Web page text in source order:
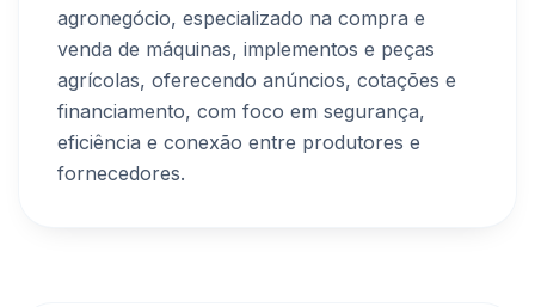
agronegócio, especializado na compra e
venda de máquinas, implementos e peças
agrícolas, oferecendo anúncios, cotações e
financiamento, com foco em segurança,
eficiência e conexão entre produtores e
fornecedores.